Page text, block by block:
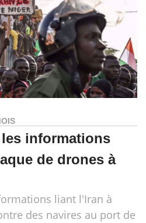
informations
de drones à
liant l'Iran à
des navires au port de